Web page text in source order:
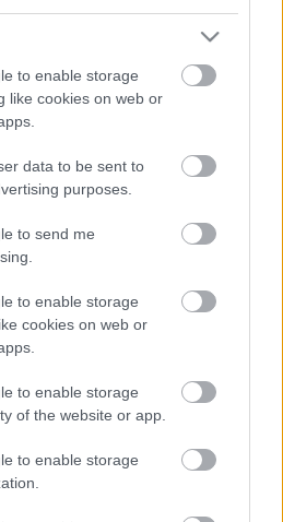
to enable storage
like cookies on web or
data to be sent to
purposes.
to send me
to enable storage
cookies on web or
to enable storage
of the website or app.
to enable storage
a
ha nem hisznek
is hozzányúlna a
amelyet a koronavírus
nyújtottak be. A viták az
arról szólnak, hogy a